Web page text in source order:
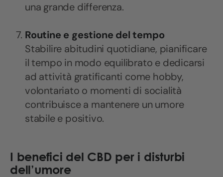
una grande differenza.
Routine e gestione del tempo
Stabilire abitudini quotidiane, pianificare
il tempo in modo equilibrato e dedicarsi
ad attività gratificanti come hobby,
volontariato o momenti di socialità
contribuisce a mantenere un umore
stabile e positivo.
I benefici del CBD per i disturbi
dell’umore